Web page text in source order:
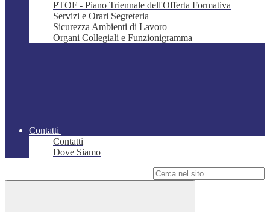
PTOF - Piano Triennale dell'Offerta Formativa
Servizi e Orari Segreteria
Sicurezza Ambienti di Lavoro
Organi Collegiali e Funzionigramma
Contatti
Contatti
Dove Siamo